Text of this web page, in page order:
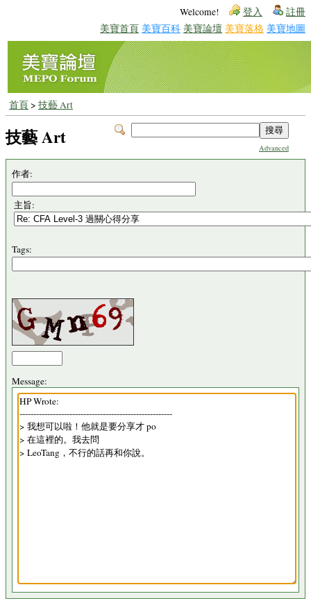
Welcome! 登入 註冊
美寶首頁 美寶百科 美寶論壇 美寶落格 美寶地圖
首頁> 技藝 Art
Advanced
技藝 Art
作者:
主旨:
Tags:
Message: